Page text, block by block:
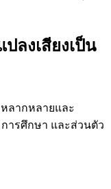
ลงเสียงเป็น
ลากหลายและ
ารศึกษา และส่วนตัว